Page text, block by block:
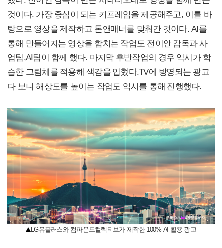
것이다. 가장 중심이 되는 키프레임을 제공해주고, 이를 바
탕으로 영상을 제작하고 톤앤매너를 맞춰간 것이다. AI를
통해 만들어지는 영상을 합치는 작업도 전이안 감독과 사
업팀,AI팀이 함께 했다. 마지막 후반작업의 경우 익시가 학
습한 그림체를 적용해 색감을 입혔다.TV에 방영되는 광고
다 보니 해상도를 높이는 작업도 익시를 통해 진행했다.
LG유플러스와 컴파운드컬렉티브가 제작한 100% AI 활용 광고